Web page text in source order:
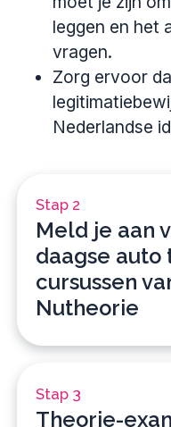
Stap 2
Meld je aan
daagse auto
cursussen
Nutheorie
Stap 3
Theorie-
leggen en het
vragen.
Zorg ervoor
Nederlandse